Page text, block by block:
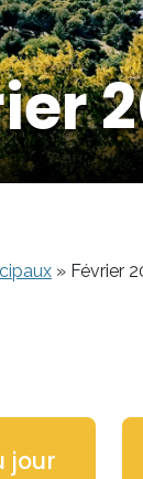
» Février
jour